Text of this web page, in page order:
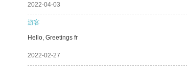
2022-04-03
游客
Hello, Greetings fr
2022-02-27